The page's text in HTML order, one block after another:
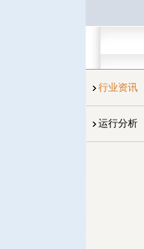
行业资讯
运行分析